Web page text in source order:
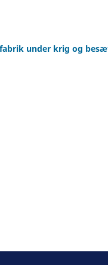
under krig og